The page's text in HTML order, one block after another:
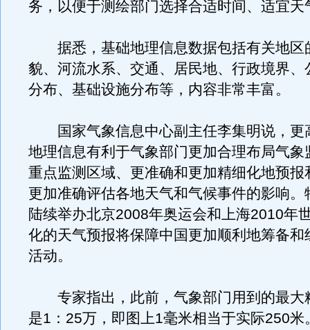
务，以便于测绘部门选择合适时间、适宜天
据悉，基础地理信息数据包括有关地区
貌、河流水系、交通、居民地、行政境界、
分布、基础设施分布等，内容非常丰富。
国家气象信息中心副主任李集明说，更
地理信息有利于气象部门更加合理布局气象
重点监测区域、更准确和更加精细化地预报
更加准确评估各地天气和气候事件的影响。
陆续举办北京2008年奥运会和上海2010年
化的天气预报将保障中国更加顺利地筹备和
活动。
专家指出，此前，气象部门用到的最大
是1：25万，即图上1毫米相当于实际250米